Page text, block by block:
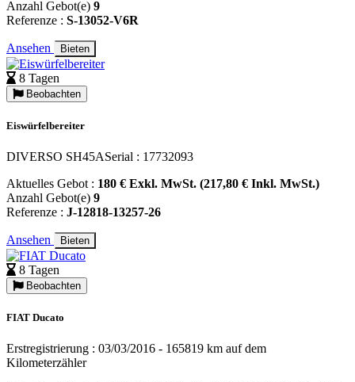
Anzahl Gebot(e) 9
Referenze : S-13052-V6R
Ansehen Bieten
8 Tagen
Beobachten
Eiswürfelbereiter
DIVERSO SH45ASerial : 17732093
Aktuelles Gebot : 180 € Exkl. MwSt. (217,80 € Inkl. MwSt.)
Anzahl Gebot(e) 9
Referenze : J-12818-13257-26
Ansehen Bieten
8 Tagen
Beobachten
FIAT Ducato
Erstregistrierung : 03/03/2016 - 165819 km auf dem
Kilometerzähler